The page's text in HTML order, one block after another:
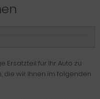
Ersatzteil für Ihr Auto zu
die wir Ihnen im folgenden